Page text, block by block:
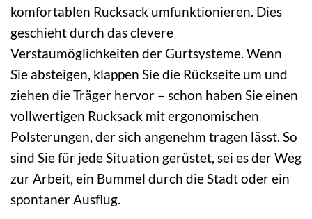
komfortablen Rucksack umfunktionieren. Dies
geschieht durch das clevere
Verstaumöglichkeiten der Gurtsysteme. Wenn
Sie absteigen, klappen Sie die Rückseite um und
ziehen die Träger hervor – schon haben Sie einen
vollwertigen Rucksack mit ergonomischen
Polsterungen, der sich angenehm tragen lässt. So
sind Sie für jede Situation gerüstet, sei es der Weg
zur Arbeit, ein Bummel durch die Stadt oder ein
spontaner Ausflug.